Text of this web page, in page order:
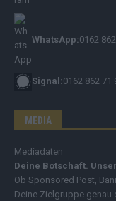
WhatsApp:0162
Signal:0162 862 71
MEDIA
Mediadaten
Deine Botschaft.
Ob Sponsored Post,
Deine Zielgruppe genau